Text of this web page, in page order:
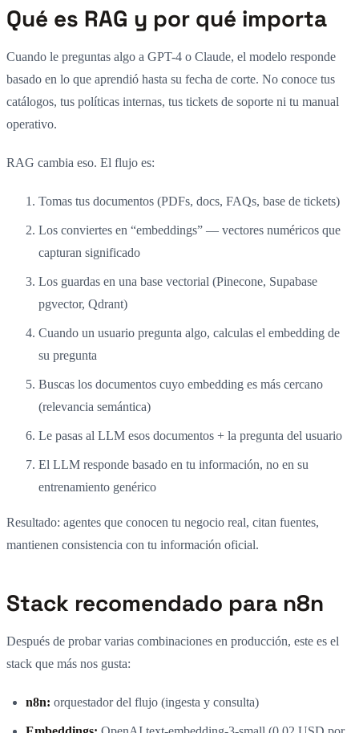
Qué es RAG y por qué importa
Cuando le preguntas algo a GPT-4 o Claude, el modelo responde
basado en lo que aprendió hasta su fecha de corte. No conoce tus
catálogos, tus políticas internas, tus tickets de soporte ni tu manual
operativo.
RAG cambia eso. El flujo es:
Tomas tus documentos (PDFs, docs, FAQs, base de tickets)
Los conviertes en “embeddings” — vectores numéricos que
capturan significado
Los guardas en una base vectorial (Pinecone, Supabase
pgvector, Qdrant)
Cuando un usuario pregunta algo, calculas el embedding de
su pregunta
Buscas los documentos cuyo embedding es más cercano
(relevancia semántica)
Le pasas al LLM esos documentos + la pregunta del usuario
El LLM responde basado en tu información, no en su
entrenamiento genérico
Resultado: agentes que conocen tu negocio real, citan fuentes,
mantienen consistencia con tu información oficial.
Stack recomendado para n8n
Después de probar varias combinaciones en producción, este es el
stack que más nos gusta:
n8n: orquestador del flujo (ingesta y consulta)